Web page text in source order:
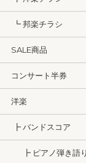
┗ 邦楽チラシ
SALE商品
コンサート半券
洋楽
┣ バンドスコア
┣ ピアノ弾き語り